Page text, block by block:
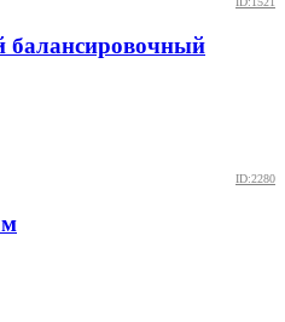
балансировочный
ID:2280